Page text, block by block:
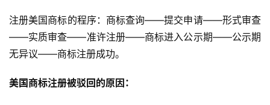
注册美国商标的程序：商标查询——提交申请——形式审查
——实质审查——准许注册——商标进入公示期——公示期
无异议——商标注册成功。
美国商标注册被驳回的原因：